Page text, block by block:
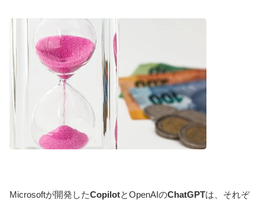
Microsoftが開発したCopilotとOpenAIのChatGPTは、それぞ